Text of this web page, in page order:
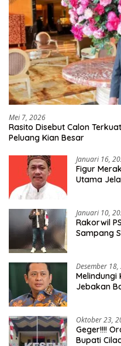
Mei 7, 2026
Rasito Disebut Calon
Peluang Kian Besar
Januari 16,
Figur
Utama
Januari 10,
Rakorwil
Sampang
Desember
Melindungi
Jebakan
Oktober 23,
Geger!!!!
Bupati